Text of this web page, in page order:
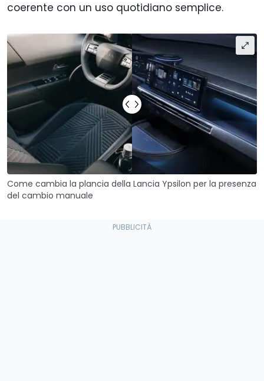
coerente con un uso quotidiano semplice.
Come cambia la plancia della Lancia Ypsilon per la presenza
del cambio manuale